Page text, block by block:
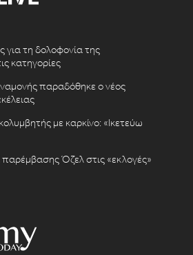
για τη δολοφονία της
κατηγορίες
παραδόθηκε ο νέος
με καρκίνο: «Ικετεύω
παρέμβασης Όζελ στις «εκλογές»